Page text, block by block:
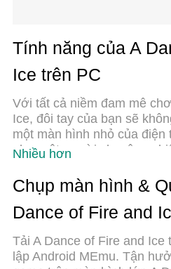
Tính năng của A
Ice trên PC
Với tất cả niềm đam mê
Ice, đôi tay của bạn sẽ
một màn hình nhỏ của điện
như một người chuyên
MEmu cung cấp cho bạn
đang mong đợi. Tải xuống
and Ice trên PC. Miễn là
cuộc gọi làm phiền. MEmu
chọn tốt nhất để chơi A
Nhiều hơn
Chụp màn hình &
Dance of Fire and
Tải A Dance of Fire and
lập Android MEmu. Tận